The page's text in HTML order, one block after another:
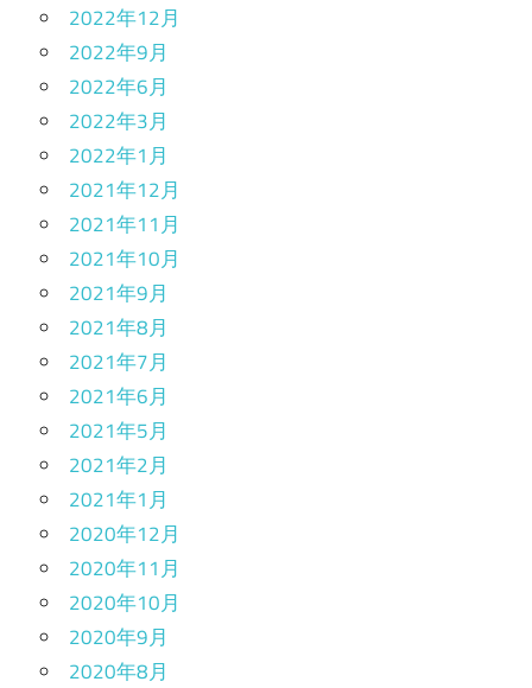
2022年12月
2022年9月
2022年6月
2022年3月
2022年1月
2021年12月
2021年11月
2021年10月
2021年9月
2021年8月
2021年7月
2021年6月
2021年5月
2021年2月
2021年1月
2020年12月
2020年11月
2020年10月
2020年9月
2020年8月